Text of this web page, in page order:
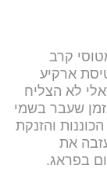
קרב
ארקיע
לא הצליח
שעבר בשמי
והזנקת
את
בפראג.